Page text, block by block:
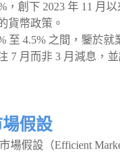
，創下 2023 年 11 月
貨幣政策。
至 4.5% 之間，鑒於
7 月而非 3 月減息，
假設
場假設（Efficient